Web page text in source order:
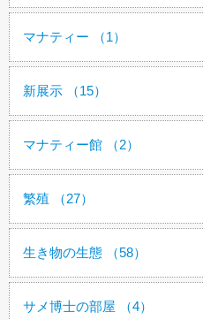
マナティー （1）
新展示 （15）
マナティー館 （2）
繁殖 （27）
生き物の生態 （58）
サメ博士の部屋 （4）